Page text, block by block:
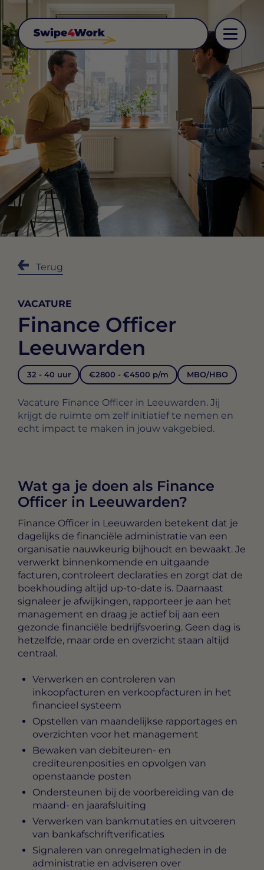
Terug
VACATURE
Finance Officer
Leeuwarden
32 - 40 uur €2800 - €4500 p/m MBO/HBO
Vacature Finance Officer in Leeuwarden. Jij
krijgt de ruimte om zelf initiatief te nemen en
echt impact te maken in jouw vakgebied.
Wat ga je doen als Finance
Officer in Leeuwarden?
Finance Officer in Leeuwarden betekent dat je
dagelijks de financiële administratie van een
organisatie nauwkeurig bijhoudt en bewaakt. Je
verwerkt binnenkomende en uitgaande
facturen, controleert declaraties en zorgt dat de
boekhouding altijd up-to-date is. Daarnaast
signaleer je afwijkingen, rapporteer je aan het
management en draag je actief bij aan een
gezonde financiële bedrijfsvoering. Geen dag is
hetzelfde, maar orde en overzicht staan altijd
centraal.
Verwerken en controleren van
inkoopfacturen en verkoopfacturen in het
financieel systeem
Opstellen van maandelijkse rapportages en
overzichten voor het management
Bewaken van debiteuren- en
crediteurenposities en opvolgen van
openstaande posten
Ondersteunen bij de voorbereiding van de
maand- en jaarafsluiting
Verwerken van bankmutaties en uitvoeren
van bankafschriftverificaties
Signaleren van onregelmatigheden in de
administratie en adviseren over